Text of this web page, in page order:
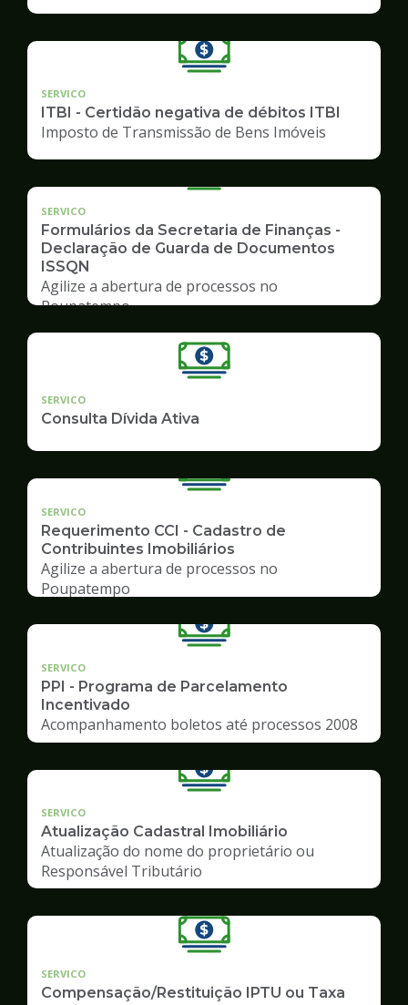
SERVICO
ITBI - Certidão negativa de débitos ITBI
Imposto de Transmissão de Bens Imóveis
SERVICO
Formulários da Secretaria de Finanças -
Declaração de Guarda de Documentos
ISSQN
Agilize a abertura de processos no
Poupatempo
SERVICO
Consulta Dívida Ativa
SERVICO
Requerimento CCI - Cadastro de
Contribuintes Imobiliários
Agilize a abertura de processos no
Poupatempo
SERVICO
PPI - Programa de Parcelamento
Incentivado
Acompanhamento boletos até processos 2008
SERVICO
Atualização Cadastral Imobiliário
Atualização do nome do proprietário ou
Responsável Tributário
SERVICO
Compensação/Restituição IPTU ou Taxa